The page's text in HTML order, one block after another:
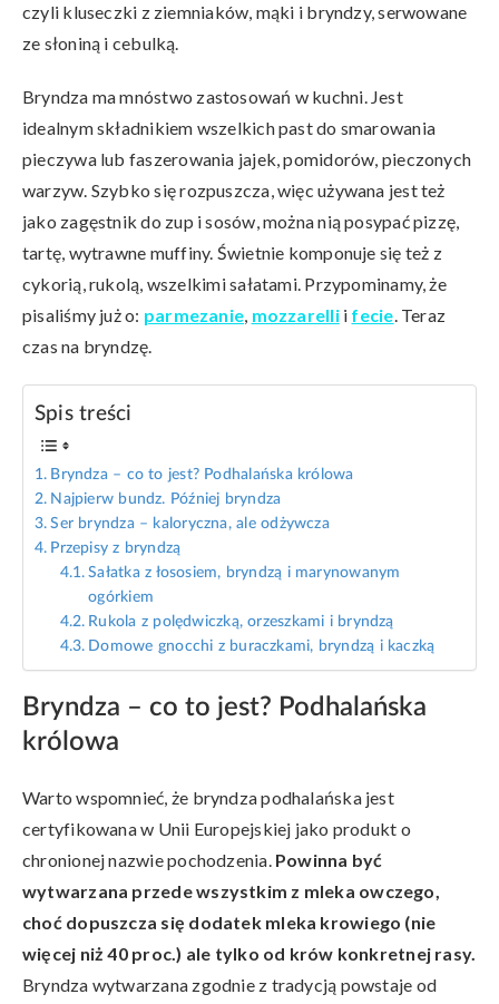
czyli kluseczki z ziemniaków, mąki i bryndzy, serwowane
ze słoniną i cebulką.
Bryndza ma mnóstwo zastosowań w kuchni. Jest
idealnym składnikiem wszelkich past do smarowania
pieczywa lub faszerowania jajek, pomidorów, pieczonych
warzyw. Szybko się rozpuszcza, więc używana jest też
jako zagęstnik do zup i sosów, można nią posypać pizzę,
tartę, wytrawne muffiny. Świetnie komponuje się też z
cykorią, rukolą, wszelkimi sałatami. Przypominamy, że
pisaliśmy już o: parmezanie, mozzarellii fecie. Teraz
czas na bryndzę.
Spis treści
Bryndza – co to jest? Podhalańska królowa
Najpierw bundz. Później bryndza
Ser bryndza – kaloryczna, ale odżywcza
Przepisy z bryndzą
Sałatka z łososiem, bryndzą i marynowanym
ogórkiem
Rukola z polędwiczką, orzeszkami i bryndzą
Domowe gnocchi z buraczkami, bryndzą i kaczką
Bryndza – co to jest? Podhalańska
królowa
Warto wspomnieć, że bryndza podhalańska jest
certyfikowana w Unii Europejskiej jako produkt o
chronionej nazwie pochodzenia. Powinna być
wytwarzana przede wszystkim z mleka owczego,
choć dopuszcza się dodatek mleka krowiego (nie
więcej niż 40 proc.) ale tylko od krów konkretnej rasy.
Bryndza wytwarzana zgodnie z tradycją powstaje od